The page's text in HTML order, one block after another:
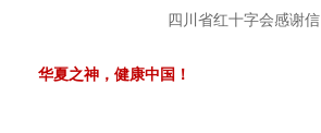
四川省红十字会感谢信
华夏之神，健康中国！